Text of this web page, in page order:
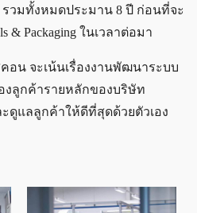
รวมทั้งหมดประมาน 8 ปี ก่อนที่จะ
& Packaging ในเวลาต่อมา
น จะเน้นเรื่องงานพัฒนาระบบ
ลูกค้ารายหลักของบริษัท
ดูแลลูกค้าให้ดีที่สุดด้วยตัวเอง